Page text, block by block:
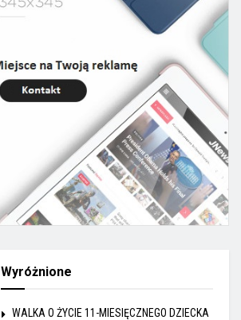
Wyróżnione
WALKA O ŻYCIE 11-MIESIĘCZNEGO DZIECKA